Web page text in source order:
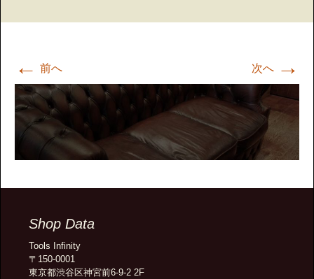
← 前へ 次へ →
Shop Data
Tools Infinity
〒150-0001
東京都渋谷区神宮前6-9-2 2F